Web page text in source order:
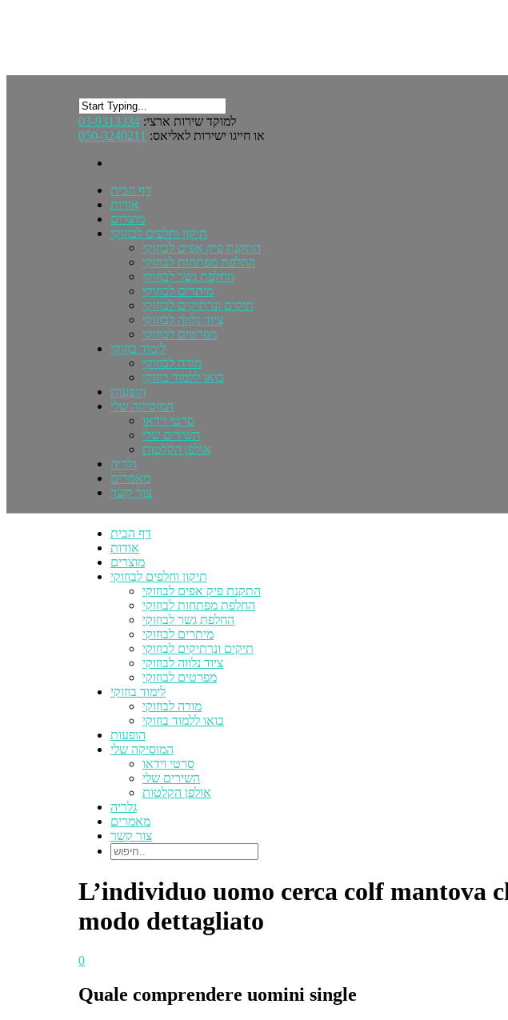
למוקד שירות ארצי: 03-9313334
או חייגו ישירות לאליאס: 050-3240211
דף הבית
אודות
מוצרים
תיקון וחלפים לבוזוקי
התקנת פיק אפים לבוזוקי
החלפת מפתחות לבוזוקי
החלפת גשר לבוזוקי
מיתרים לבוזוקי
תיקים ונרתיקים לבוזוקי
ציוד נלווה לבוזוקי
מפרטים לבוזוקי
לימוד בוזוקי
מורה לבוזוקי
בואו ללמוד בוזוקי
הופעות
המוסיקה שלי
סרטי וידאו
השירים שלי
אולפן הקלטות
גלריה
מאמרים
צור קשר
דף הבית
אודות
מוצרים
תיקון וחלפים לבוזוקי
התקנת פיק אפים לבוזוקי
החלפת מפתחות לבוזוקי
החלפת גשר לבוזוקי
מיתרים לבוזוקי
תיקים ונרתיקים לבוזוקי
ציוד נלווה לבוזוקי
מפרטים לבוזוקי
לימוד בוזוקי
מורה לבוזוקי
בואו ללמוד בוזוקי
הופעות
המוסיקה שלי
סרטי וידאו
השירים שלי
אולפן הקלטות
גלריה
מאמרים
צור קשר
L’individuo uomo cerca colf mantova
modo dettagliato
0
Quale comprendere uomini single